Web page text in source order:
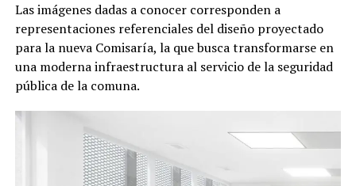
Las imágenes dadas a conocer corresponden a
representaciones referenciales del diseño proyectado
para la nueva Comisaría, la que busca transformarse en
una moderna infraestructura al servicio de la seguridad
pública de la comuna.